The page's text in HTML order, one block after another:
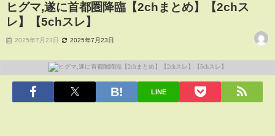
ヒグマ,遂に首都圏降臨【2chまとめ】【2chス
レ】【5chスレ】
2025年7月23日 2025年7月23日
LINE